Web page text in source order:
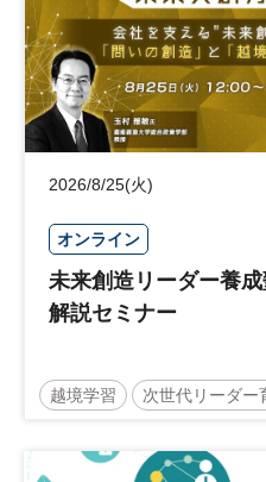
2026/8/25(火)
オンライン
未来創造リーダー養
解説セミナー
越境学習 次世代リーダー